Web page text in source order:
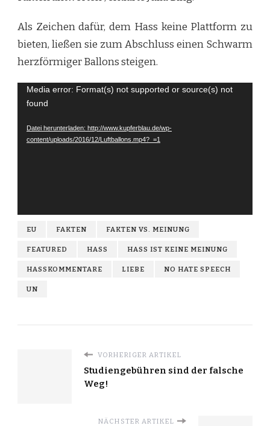
Als Zeichen dafür, dem Hass keine Plattform zu
bieten, ließen sie zum Abschluss einen Schwarm
herzförmiger Ballons steigen.
Video-
Player
Media error: Format(s) not supported or source(s) not
found
Datei herunterladen: http://www.kupferblau.de/wp-
content/uploads/2016/12/Luftballons.mp4?_=1
EU FAKTEN FAKTEN VS. MEINUNG
FEATURED HASS HASS IST KEINE MEINUNG
HASSKOMMENTARE LIEBE NO HATE SPEECH
UN
VORHERIGER ARTIKEL
Studiengebühren sind der falsche
Weg!
NÄCHSTER ARTIKEL